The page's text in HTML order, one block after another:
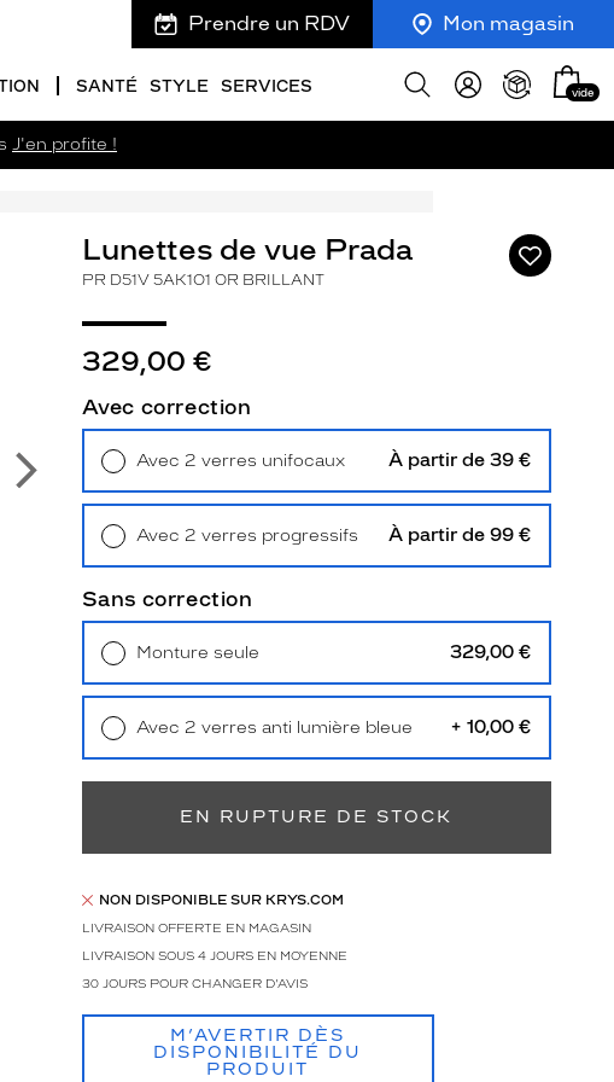
Prendre un RDV Mon magasin
SANTÉ STYLE SERVICES
Afficher
Mon
panier
vide
J'en profite !
Ajouter
à
Suivant
Lunettes de vue Prada
PR D51V 5AK1O1 OR BRILLANT
329,00 €
Avec correction
Avec 2 verres unifocaux À partir de 39 €
Avec 2 verres progressifs À partir de 99 €
Sans correction
Monture seule 329,00 €
Retrait en magasin Offert
Avec 2 verres anti lumière bleue + 10,00 €
EN RUPTURE DE STOCK
NON DISPONIBLE SUR KRYS.COM
LIVRAISON OFFERTE EN MAGASIN
LIVRAISON SOUS 4 JOURS EN MOYENNE
30 JOURS POUR CHANGER D'AVIS
M’AVERTIR DÈS
DISPONIBILITÉ DU
PRODUIT